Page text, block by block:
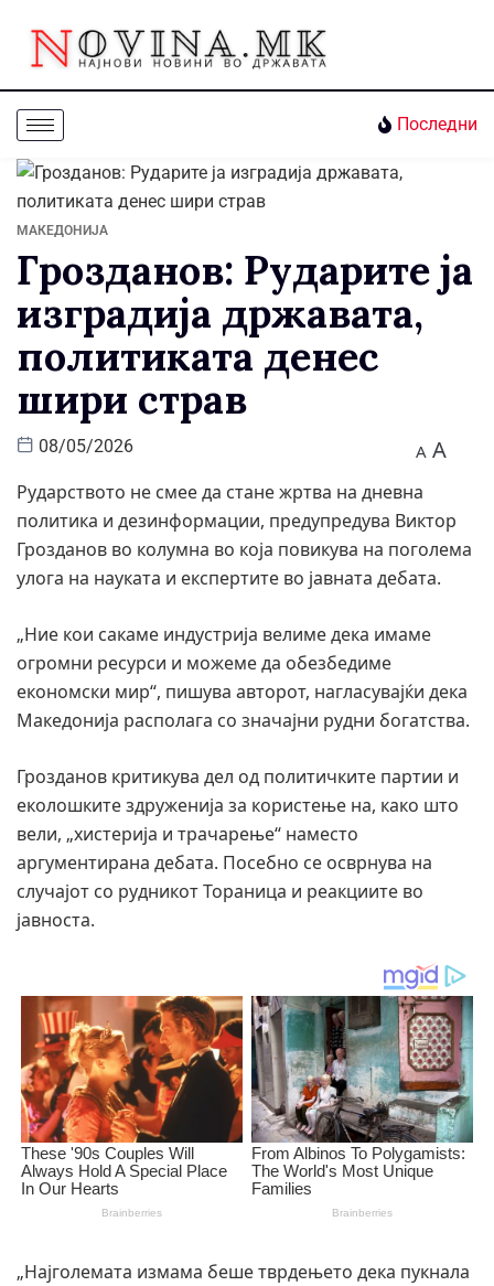
Последни
МАКЕДОНИЈА
Грозданов: Рударите ја
изградија државата,
политиката денес
шири страв
08/05/2026 A A
Рударството не смее да стане жртва на дневна
политика и дезинформации, предупредува Виктор
Грозданов во колумна во која повикува на поголема
улога на науката и експертите во јавната дебата.
„Ние кои сакаме индустрија велиме дека имаме
огромни ресурси и можеме да обезбедиме
економски мир“, пишува авторот, нагласувајќи дека
Македонија располага со значајни рудни богатства.
Грозданов критикува дел од политичките партии и
еколошките здруженија за користење на, како што
вели, „хистерија и трачарење“ наместо
аргументирана дебата. Посебно се осврнува на
случајот со рудникот Тораница и реакциите во
јавноста.
„Најголемата измама беше тврдењето дека пукнала